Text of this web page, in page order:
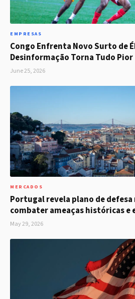
EMPRESAS
Congo Enfrenta Novo Surto de
Desinformação Torna Tudo Pior
June 25, 2026
MERCADOS
Portugal revela plano de
combater ameaças históricas e
May 29, 2026